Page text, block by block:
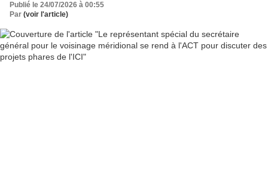
Publié le 24/07/2026 à 00:55
Par (voir l'article)